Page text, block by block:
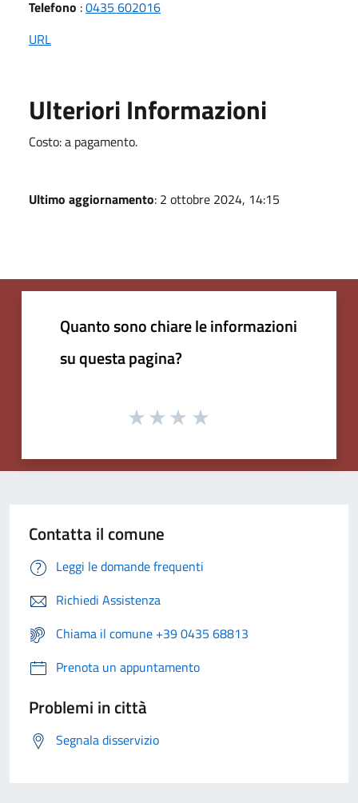
Telefono :0435 602016
URL
Ulteriori Informazioni
Costo: a pagamento.
Ultimo aggiornamento: 2 ottobre 2024, 14:15
Quanto sono chiare le informazioni
su questa pagina?
Contatta il comune
Leggi le domande frequenti
Richiedi Assistenza
Chiama il comune +39 0435 68813
Prenota un appuntamento
Problemi in città
Segnala disservizio